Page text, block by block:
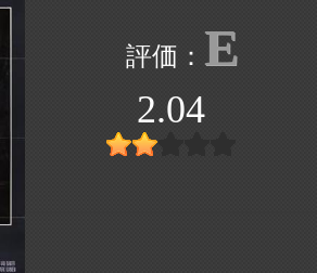
E
2.04